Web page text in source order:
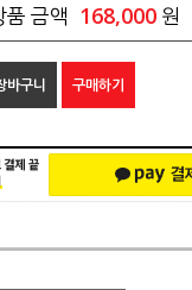
품 금액 168,000 원
바구니 구매하기